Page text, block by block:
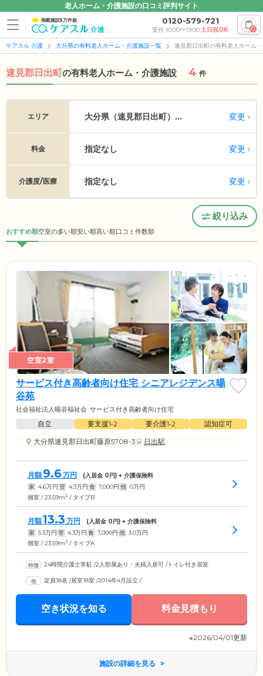
老人ホーム・介護施設の口コミ評判サイト
掲載施設5万件超 0120-579-721
受付 10:00〜19:00土日祝OK 0
ケアスル 介護 大分県の有料老人ホーム・介護施設一覧 速見郡日出町の有料老人ホーム
速見郡日出町の有料老人ホーム・介護施設 4 件
エリア 大分県（速見郡日出町）... 変更
料金 指定なし 変更
介護度/医療 指定なし 変更
絞り込み
おすすめ順空室の多い順安い順高い順口コミ件数順
空室2室
サービス付き高齢者向け住宅 シニアレジデンス暘
谷苑
社会福祉法人暘谷福祉会 サービス付き高齢者向け住宅
自立 要支援1•2 要介護1•2
認知症可
大分県速見郡日出町藤原5708-3
日出駅
月額 9.6 万円 (入居金 0円) + 介護保険料
家 4.6万円 管 4.3万円 食 7,000円 他 0万円
個室 / 23.59m2 / タイプB
月額13.3 万円 (入居金 0円) + 介護保険料
家 5.3万円 管 4.3万円 食 7,000円 他 3.0万円
個室 / 23.59m2 / タイプA
24時間介護士常駐 /2人部屋あり・夫婦入居可 /トイレ付き居室
定員18名 /居室18室 /2014年4月設立 /
空き状況を知る 料金見積もり
※2026/04/01更新
施設の詳細を見る